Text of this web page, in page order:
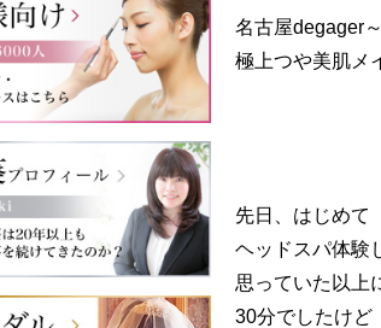
名古屋degager
極上つや美肌メ
先日、はじめて
ヘッドスパ体験
思っていた以上
30分でしたけど